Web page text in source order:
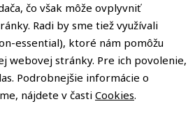
čo však môže ovplyvniť
Radi by sme tiež využívali
essential), ktoré nám pomôžu
webovej stránky. Pre ich povolenie,
Podrobnejšie informácie o
nájdete v časti Cookies.